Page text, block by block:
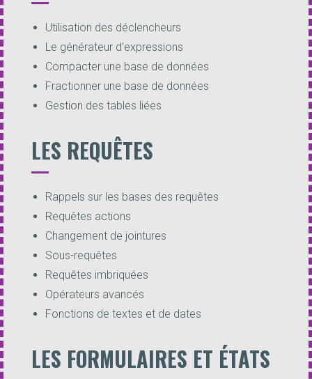
Utilisation des déclencheurs
Le générateur d’expressions
Compacter une base de données
Fractionner une base de données
Gestion des tables liées
LES REQUÊTES
Rappels sur les bases des requêtes
Requêtes actions
Changement de jointures
Sous-requêtes
Requêtes imbriquées
Opérateurs avancés
Fonctions de textes et de dates
LES FORMULAIRES ET ÉTATS